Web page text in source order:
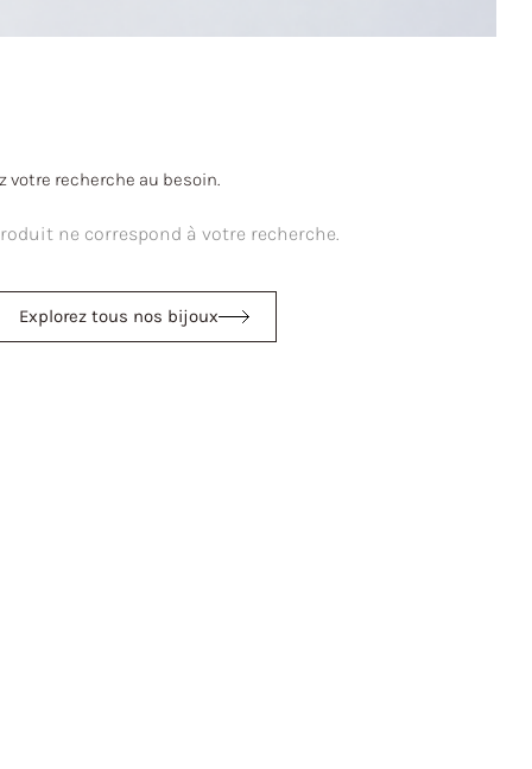
recherche au besoin.
ne correspond à votre recherche.
Explorez tous nos bijoux